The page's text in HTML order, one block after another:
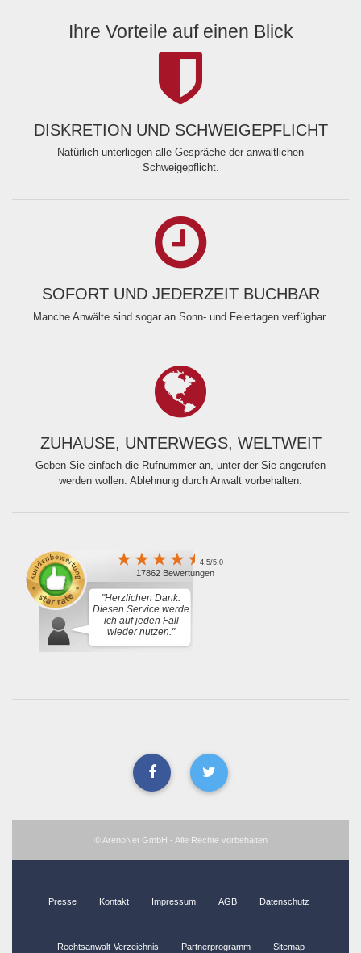
Ihre Vorteile auf einen Blick
DISKRETION UND SCHWEIGEPFLICHT
Natürlich unterliegen alle Gespräche der anwaltlichen
Schweigepflicht.
SOFORT UND JEDERZEIT BUCHBAR
Manche Anwälte sind sogar an Sonn- und Feiertagen verfügbar.
ZUHAUSE, UNTERWEGS, WELTWEIT
Geben Sie einfach die Rufnummer an, unter der Sie angerufen
werden wollen. Ablehnung durch Anwalt vorbehalten.
4.5/5.0
17862 Bewertungen
"Herzlichen Dank.
Diesen Service werde
ich auf jeden Fall
wieder nutzen."
© ArenoNet GmbH - Alle Rechte vorbehalten
Presse Kontakt Impressum AGB Datenschutz
Rechtsanwalt-Verzeichnis Partnerprogramm Sitemap